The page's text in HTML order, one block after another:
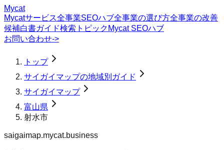
Mycat
Mycatサービス全事業SEOハブ全事業の選び方全事業の改善
候補白書ガイド検索トピック Mycat SEOハブ
お問い合わせ->
トップ
サイガイマップの地域別ガイド
サイガイマップ
富山県
射水市
saigaimap.mycat.business